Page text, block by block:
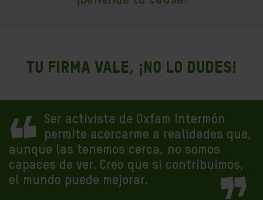
Tu firma vale, ¡no lo dudes!
Ser activista de Oxfam Intermón
permite acercarme a realidades que,
aunque las tenemos cerca, no somos
capaces de ver. Creo que si contribuimos,
el mundo puede mejorar.